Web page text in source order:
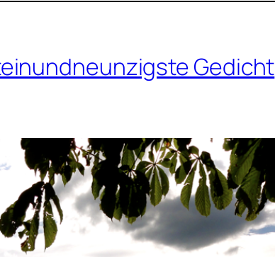
Gedicht